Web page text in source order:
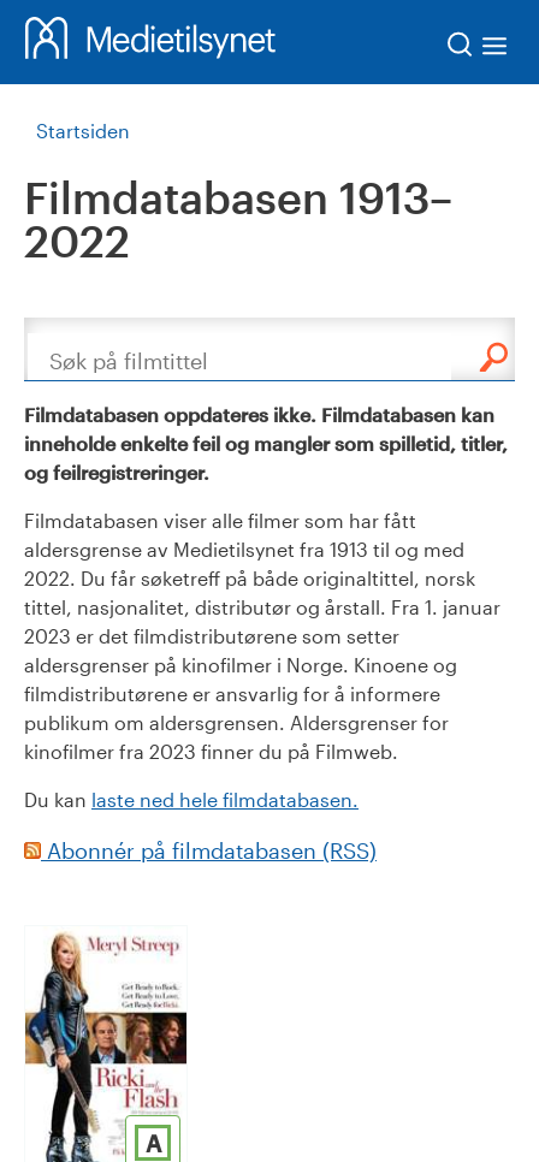
Startsiden
Filmdatabasen 1913–
2022
Søk
Filmdatabasen oppdateres ikke. Filmdatabasen kan
inneholde enkelte feil og mangler som spilletid, titler,
og feilregistreringer.
Filmdatabasen viser alle filmer som har fått
aldersgrense av Medietilsynet fra 1913 til og med
2022. Du får søketreff på både originaltittel, norsk
tittel, nasjonalitet, distributør og årstall. Fra 1. januar
2023 er det filmdistributørene som setter
aldersgrenser på kinofilmer i Norge. Kinoene og
filmdistributørene er ansvarlig for å informere
publikum om aldersgrensen. Aldersgrenser for
kinofilmer fra 2023 finner du på Filmweb.
Du kan laste ned hele filmdatabasen.
Abonnér på filmdatabasen (RSS)
A